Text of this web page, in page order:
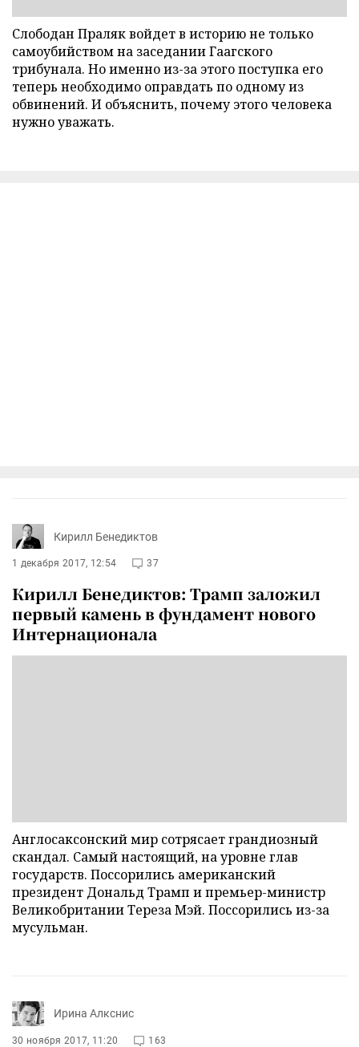
Слободан Праляк войдет в историю не только
самоубийством на заседании Гаагского
трибунала. Но именно из-за этого поступка его
теперь необходимо оправдать по одному из
обвинений. И объяснить, почему этого человека
нужно уважать.
Кирилл Бенедиктов
1 декабря 2017, 12:54 37
Кирилл Бенедиктов: Трамп заложил
первый камень в фундамент нового
Интернационала
Англосаксонский мир сотрясает грандиозный
скандал. Самый настоящий, на уровне глав
государств. Поссорились американский
президент Дональд Трамп и премьер-министр
Великобритании Тереза Мэй. Поссорились из-за
мусульман.
Ирина Алкснис
30 ноября 2017, 11:20 163